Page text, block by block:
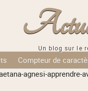
Un blog sur le
Compteur de
agnesi-apprendre-